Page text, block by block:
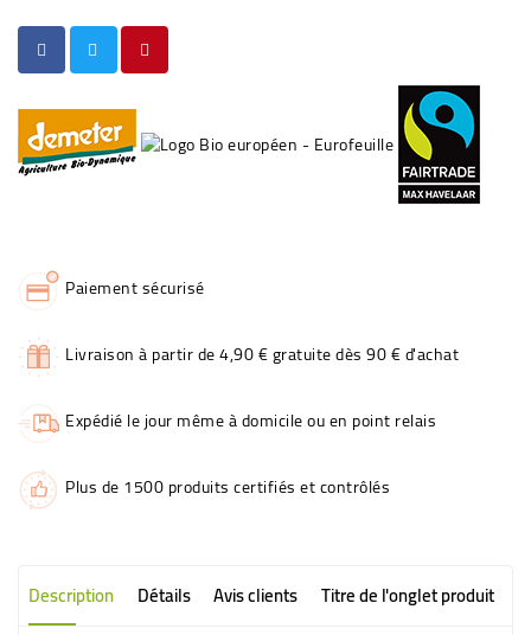
Paiement sécurisé
Livraison à partir de 4,90 € gratuite dès 90 € d'achat
Expédié le jour même à domicile ou en point relais
Plus de 1500 produits certifiés et contrôlés
Description Détails Avis clients Titre de l'onglet produit